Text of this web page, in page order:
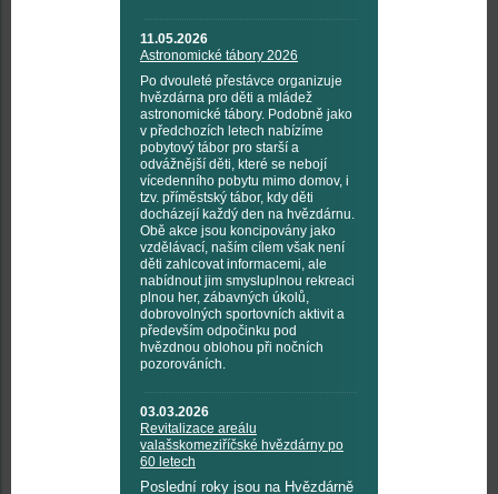
11.05.2026
Astronomické tábory 2026
Po dvouleté přestávce organizuje
hvězdárna pro děti a mládež
astronomické tábory. Podobně jako
v předchozích letech nabízíme
pobytový tábor pro starší a
odvážnější děti, které se nebojí
vícedenního pobytu mimo domov, i
tzv. příměstský tábor, kdy děti
docházejí každý den na hvězdárnu.
Obě akce jsou koncipovány jako
vzdělávací, naším cílem však není
děti zahlcovat informacemi, ale
nabídnout jim smysluplnou rekreaci
plnou her, zábavných úkolů,
dobrovolných sportovních aktivit a
především odpočinku pod
hvězdnou oblohou při nočních
pozorováních.
03.03.2026
Revitalizace areálu
valašskomeziříčské hvězdárny po
60 letech
Poslední roky jsou na Hvězdárně